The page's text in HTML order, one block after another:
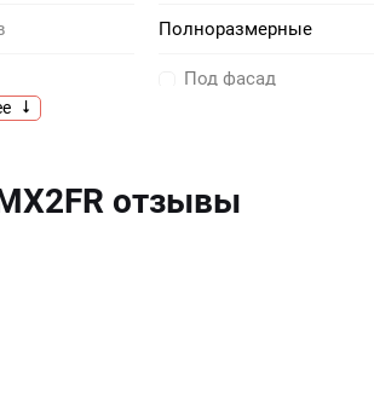
Полноразмерные
Под фасад
отзывы